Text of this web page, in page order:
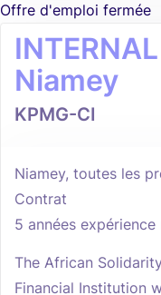
Offre d'emploi fermée
Niamey
KPMG-CI
Niamey, toutes les
Contrat
5 années expérience
The African
Financial Institution